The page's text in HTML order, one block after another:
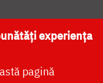
NAȚIONALĂ
experiența
pagină